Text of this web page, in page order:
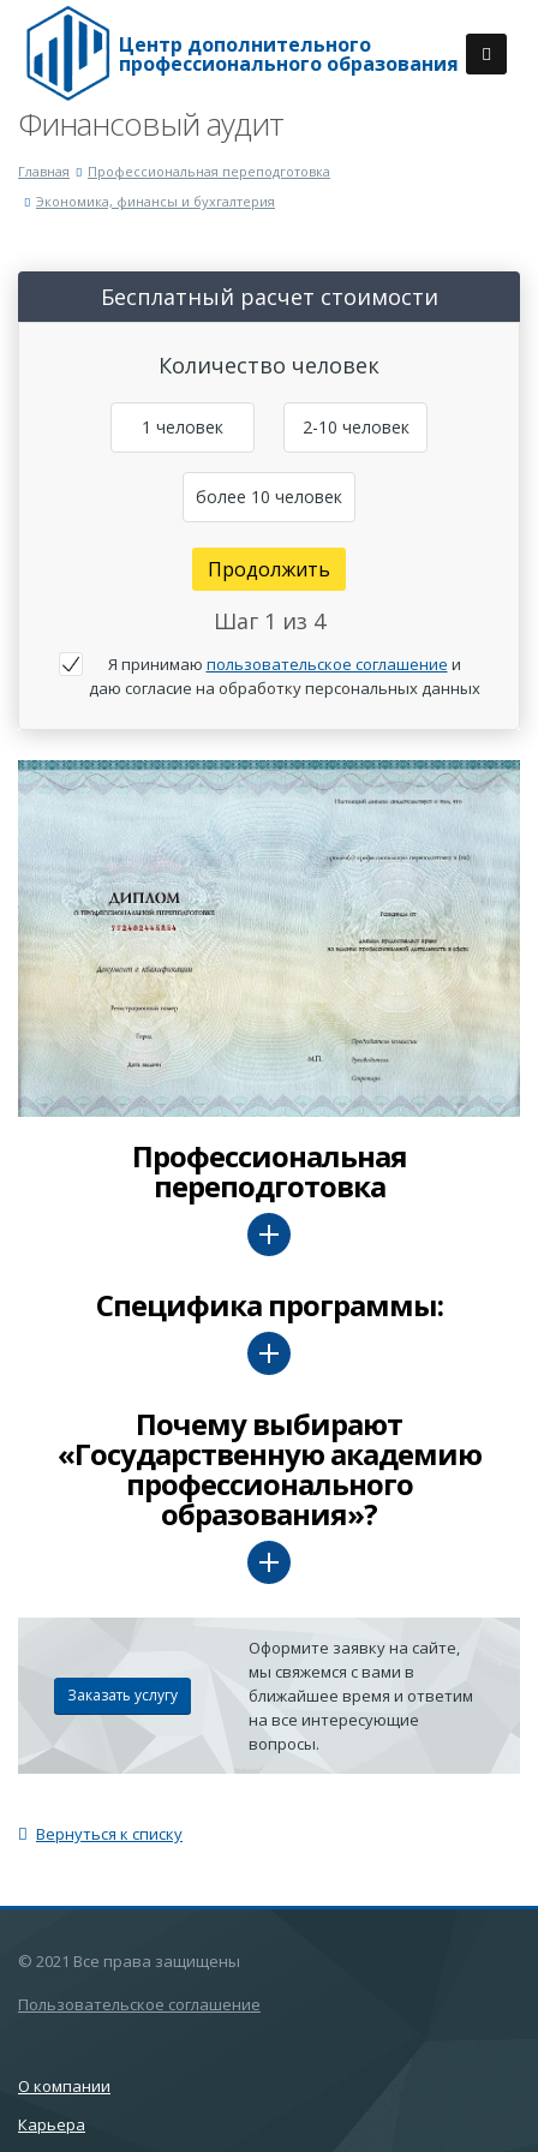
Центр дополнительного
профессионального образования
Финансовый аудит
Главная
Профессиональная переподготовка
Экономика, финансы и бухгалтерия
Бесплатный расчет стоимости
Количество человек
1 человек 2-10 человек
более 10 человек
Продолжить
Шаг 1 из 4
Я принимаю пользовательское соглашение и
даю согласие на обработку персональных данных
Профессиональная
переподготовка
Специфика программы:
Почему выбирают
«Государственную академию
профессионального
образования»?
Заказать услугу
Оформите заявку на сайте,
мы свяжемся с вами в
ближайшее время и ответим
на все интересующие
вопросы.
Вернуться к списку
© 2021 Все права защищены
Пользовательское соглашение
О компании
Карьера